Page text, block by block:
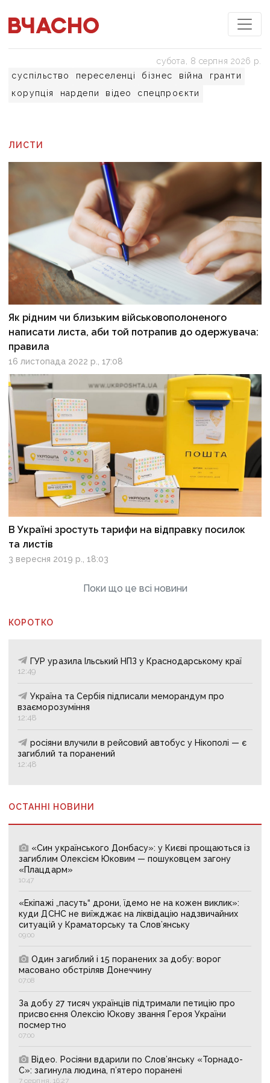
суспільство переселенці бізнес війна
гранти
корупція
нардепи відео спецпроєкти
субота, 8 серпня 2026 р.
ЛИСТИ
Як рідним чи близьким військовополоненого
написати листа, аби той потрапив до одержувача:
правила
16 листопада 2022 р., 17:08
В Україні зростуть тарифи на відправку посилок
та листів
3 вересня 2019 р., 18:03
Поки що це всі новини
КОРОТКО
ГУР уразила Ільський НПЗ у Краснодарському краї
12:49
Україна та Сербія підписали меморандум про
взаєморозуміння
12:48
росіяни влучили в рейсовий автобус у Нікополі — є
загиблий та поранений
12:48
ОСТАННІ НОВИНИ
«Син українського Донбасу»: у Києві прощаються із
загиблим Олексієм Юковим — пошуковцем загону
«Плацдарм»
10:47
«Екіпажі „пасуть“ дрони, їдемо не на кожен виклик»:
куди ДСНС не виїжджає на ліквідацію надзвичайних
ситуацій у Краматорську та Слов’янську
09:00
Один загиблий і 15 поранених за добу: ворог
масовано обстріляв Донеччину
07:08
За добу 27 тисяч українців підтримали петицію про
присвоєння Олексію Юкову звання Героя України
посмертно
07:00
Відео. Росіяни вдарили по Слов’янську «Торнадо-
С»: загинула людина, п’ятеро поранені
7 серпня, 16:27